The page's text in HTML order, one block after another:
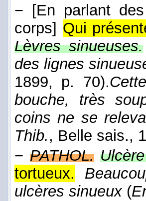
−
[En parlant
corps] Qui
Lèvres sinueuses.
des lignes
1899, p. 70).
bouche, très
coins ne se
Thib., Belle sais.,
− PATHOL.
tortueux.
ulcères sinueux(